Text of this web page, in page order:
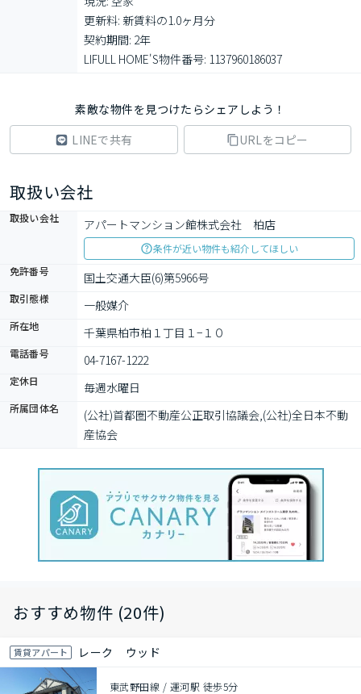
更新料: 新賃料の1.0ヶ月分
契約期間: 2年
LIFULL HOME'S物件番号: 1137960186037
素敵な物件を見つけたらシェアしよう！
LINEで共有
URLをコピー
取扱い会社
取扱い会社 アパートマンション館株式会社　柏店
条件が近い物件も紹介してほしい
免許番号
国土交通大臣(6)第5966号
取引態様 一般媒介
所在地 千葉県柏市柏１丁目１−１０
電話番号 04-7167-1222
定休日 毎週水曜日
所属団体名
(公社)首都圏不動産公正取引協議会,(公社)全日本不動
産協会
おすすめ物件 (20件)
賃貸アパート レーク ウッド
東武野田線 / 運河駅 徒歩5分